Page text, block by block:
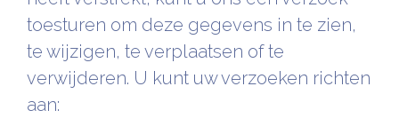
toesturen om deze gegevens in te zien,
te wijzigen, te verplaatsen of te
verwijderen. U kunt uw verzoeken richten
aan: